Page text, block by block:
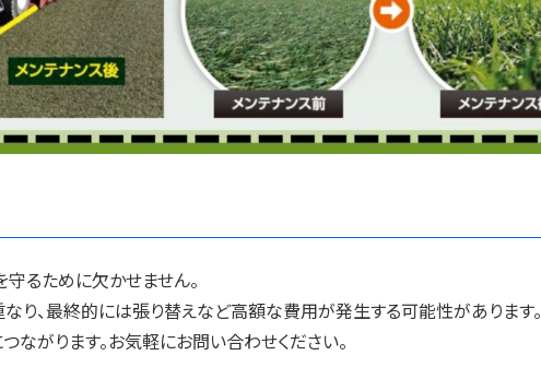
るために欠かせません。
り、最終的には張り替えなど高額な費用が発生する可能性があります。
がります。お気軽にお問い合わせください。